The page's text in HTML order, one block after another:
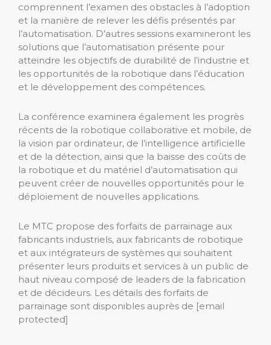
comprennent l’examen des obstacles à l’adoption
et la manière de relever les défis présentés par
l’automatisation. D’autres sessions examineront les
solutions que l’automatisation présente pour
atteindre les objectifs de durabilité de l’industrie et
les opportunités de la robotique dans l’éducation
et le développement des compétences.
La conférence examinera également les progrès
récents de la robotique collaborative et mobile, de
la vision par ordinateur, de l’intelligence artificielle
et de la détection, ainsi que la baisse des coûts de
la robotique et du matériel d’automatisation qui
peuvent créer de nouvelles opportunités pour le
déploiement de nouvelles applications.
Le MTC propose des forfaits de parrainage aux
fabricants industriels, aux fabricants de robotique
et aux intégrateurs de systèmes qui souhaitent
présenter leurs produits et services à un public de
haut niveau composé de leaders de la fabrication
et de décideurs. Les détails des forfaits de
parrainage sont disponibles auprès de [email
protected]